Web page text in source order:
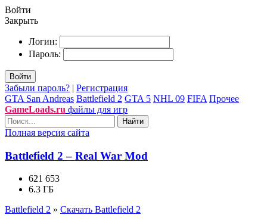
Войти
Закрыть
Логин:
Пароль:
Войти
Забыли пароль? | Регистрация
GTA San Andreas Battlefield 2 GTA 5 NHL 09 FIFA Прочее
GameLoads.ru файлы для игр
Найти
Полная версия сайта
Battlefield 2 – Real War Mod
621 653
6.3 ГБ
Battlefield 2 » Скачать Battlefield 2